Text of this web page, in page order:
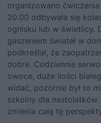
organizowano
20.00 odbywała się
ognisku lub w świetlicy.
gaszeniem świateł w
podkreślał, że
dobre. Codziennie
owoce, duże ilości
widać, pozornie był to
szkolny dla
zmienia całą tę